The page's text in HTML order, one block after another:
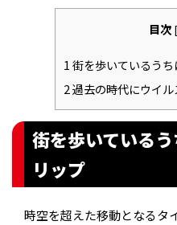
目次 [
1街を歩いているう
2過去の時代にウイル
街を歩いている
リップ
時空を超えた移動となるタ